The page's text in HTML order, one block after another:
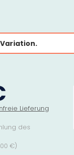
Lieferung
des
€)